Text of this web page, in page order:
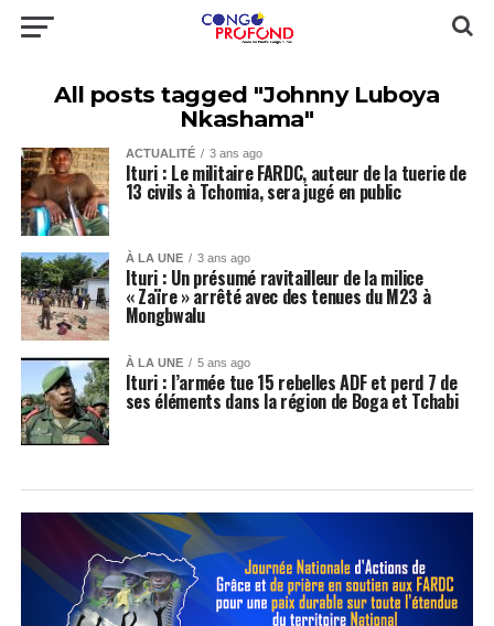
All posts tagged "Johnny Luboya
Nkashama"
ACTUALITÉ 3 ans ago
Ituri : Le militaire FARDC, auteur de la tuerie de
13 civils à Tchomia, sera jugé en public
À LA UNE 3 ans ago
Ituri : Un présumé ravitailleur de la milice
« Zaïre » arrêté avec des tenues du M23 à
Mongbwalu
À LA UNE 5 ans ago
Ituri : l’armée tue 15 rebelles ADF et perd 7 de
ses éléments dans la région de Boga et Tchabi